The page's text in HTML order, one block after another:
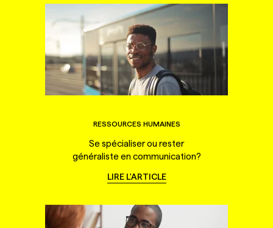
RESSOURCES HUMAINES
Se spécialiser ou rester
généraliste en communication?
LIRE L'ARTICLE